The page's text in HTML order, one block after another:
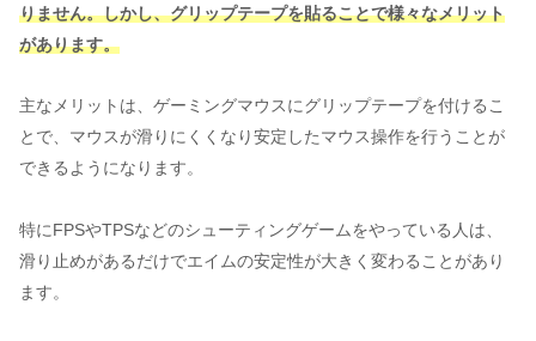
りません。しかし、グリップテープを貼ることで様々なメリット
があります。
主なメリットは、ゲーミングマウスにグリップテープを付けるこ
とで、マウスが滑りにくくなり安定したマウス操作を行うことが
できるようになります。
特にFPSやTPSなどのシューティングゲームをやっている人は、
滑り止めがあるだけでエイムの安定性が大きく変わることがあり
ます。